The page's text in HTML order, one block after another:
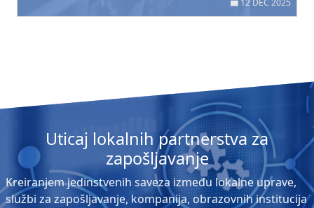
12 DEC 2025
Uticaj lokalnih partnerstva za
zapošljavanje
Kreiranjem jedinstvenih saveza između lokalne uprave,
službi za zapošljavanje, kompanija, obrazovnih institucija